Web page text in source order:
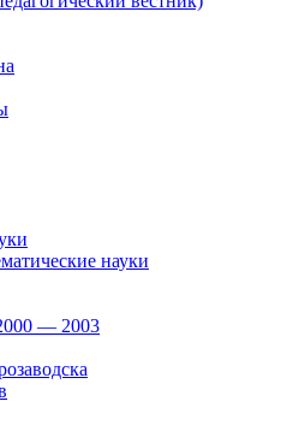
науки
— 2003